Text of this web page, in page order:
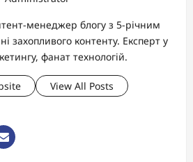
менеджер блогу з 5-річним
захопливого контенту. Експерт у
фанат технологій.
View All Posts